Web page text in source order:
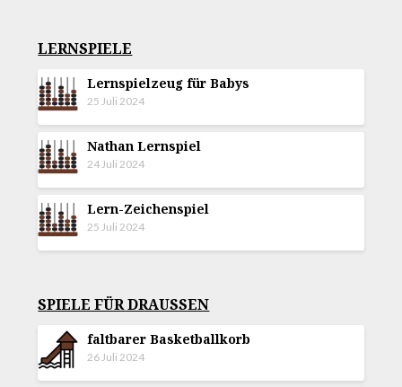
LERNSPIELE
Lernspielzeug für Babys
25 Juli 2024
Nathan Lernspiel
24 Juli 2024
Lern-Zeichenspiel
25 Juli 2024
SPIELE FÜR DRAUSSEN
faltbarer Basketballkorb
26 Juli 2024